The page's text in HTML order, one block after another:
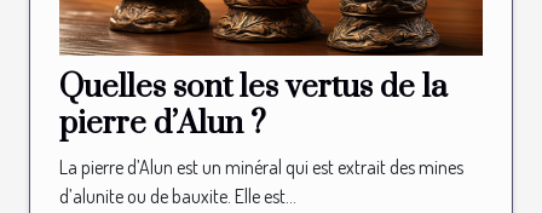
Quelles sont les vertus de la
pierre d’Alun ?
La pierre d’Alun est un minéral qui est extrait des mines
d’alunite ou de bauxite. Elle est...